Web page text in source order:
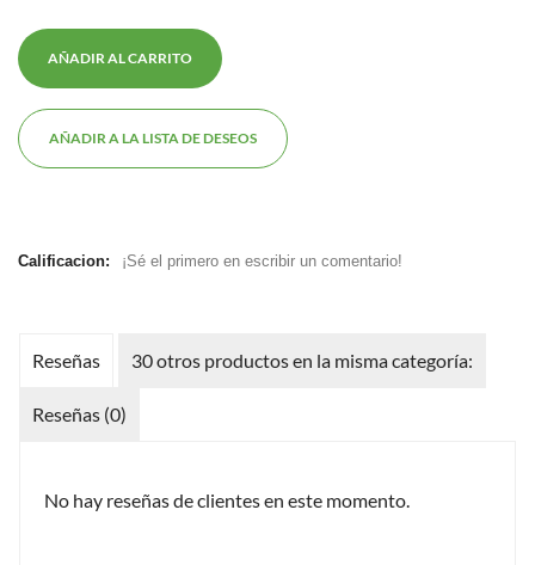
AÑADIR AL CARRITO
AÑADIR A LA LISTA DE DESEOS
Calificacion: ¡Sé el primero en escribir un comentario!
Reseñas 30 otros productos en la misma categoría:
Reseñas (0)
No hay reseñas de clientes en este momento.